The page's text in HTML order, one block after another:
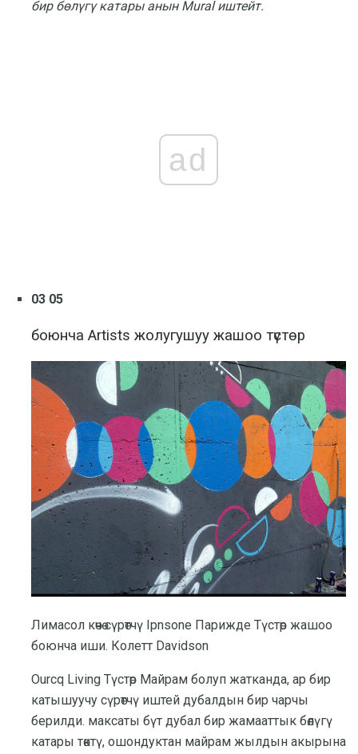
бир бөлүгү катары анын Mural иштейт.
ad
03 05
боюнча Artists жолугушуу жашоо түстөр
Лимасол көчө сүрөтчү Ipnsone Парижде Түстөр жашоо
боюнча иши. Колетт Davidson
Ourcq Living Түстөр Майрам болуп жатканда, ар бир
катышуучу сүрөтчү иштей дубалдын бир чарчы
берилди. максаты бүт дубал бир жамааттык бөлүгү
катары төктү, ошондуктан майрам жылдын акырына